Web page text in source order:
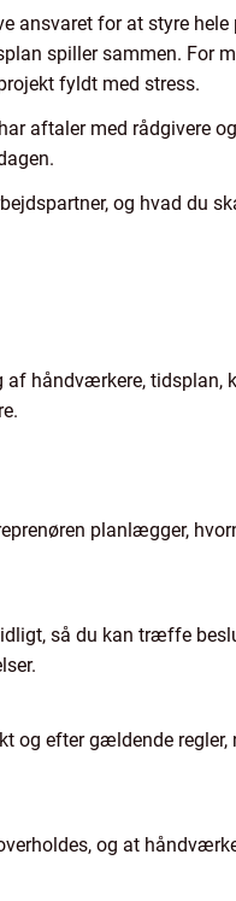
ansvaret for at styre hele
spiller sammen. For
fyldt med stress.
aftaler med rådgivere
og hvad du
af håndværkere, tidsplan,
planlægger,
så du kan træffe
og efter gældende regler,
og at